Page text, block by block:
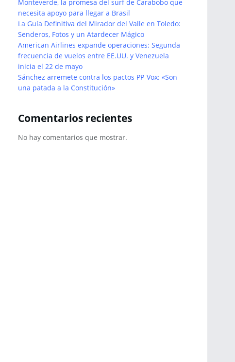
Monteverde, la promesa del surf de Carabobo que
necesita apoyo para llegar a Brasil
La Guía Definitiva del Mirador del Valle en Toledo:
Senderos, Fotos y un Atardecer Mágico
American Airlines expande operaciones: Segunda
frecuencia de vuelos entre EE.UU. y Venezuela
inicia el 22 de mayo
Sánchez arremete contra los pactos PP-Vox: «Son
una patada a la Constitución»
Comentarios recientes
No hay comentarios que mostrar.